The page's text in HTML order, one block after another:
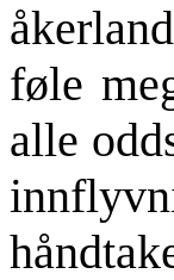
føle
alle